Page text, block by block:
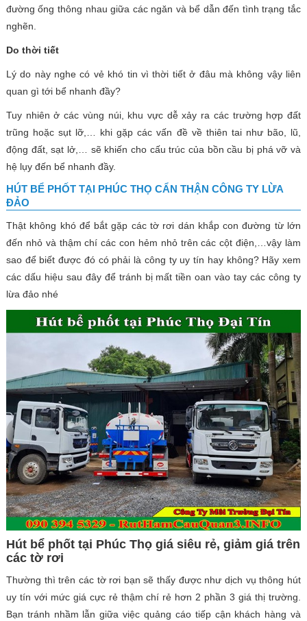
đường ống thông nhau giữa các ngăn và bể dẫn đến tình trạng tắc
nghẽn.
Do thời tiết
Lý do này nghe có vẻ khó tin vì thời tiết ở đâu mà không vậy liên
quan gì tới bể nhanh đầy?
Tuy nhiên ở các vùng núi, khu vực dễ xảy ra các trường hợp đất
trũng hoặc sụt lỡ,… khi gặp các vấn đề về thiên tai như bão, lũ,
động đất, sạt lở,… sẽ khiến cho cấu trúc của bồn cầu bị phá vỡ và
hệ lụy đến bể nhanh đầy.
HÚT BỂ PHỐT TẠI PHÚC THỌ CẨN THẬN CÔNG TY LỪA
ĐẢO
Thật không khó để bắt gặp các tờ rơi dán khắp con đường từ lớn
đến nhỏ và thậm chí các con hẻm nhỏ trên các cột điện,…vậy làm
sao để biết được đó có phải là công ty uy tín hay không? Hãy xem
các dấu hiệu sau đây để tránh bị mất tiền oan vào tay các công ty
lừa đảo nhé
Hút bể phốt tại Phúc Thọ giá siêu rẻ, giảm giá trên
các tờ rơi
Thường thì trên các tờ rơi bạn sẽ thấy được như dịch vụ thông hút
uy tín với mức giá cực rẻ thậm chí rẻ hơn 2 phần 3 giá thị trường.
Bạn tránh nhầm lẫn giữa việc quảng cáo tiếp cận khách hàng và